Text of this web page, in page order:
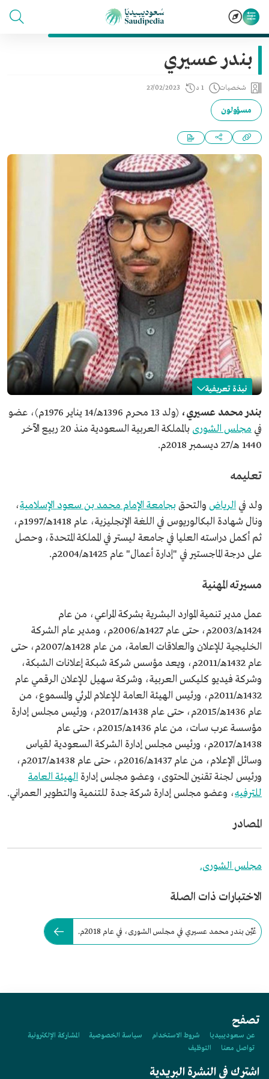
بندر عسيري
شخصيات 1 د 27/02/2023
مسؤولون
نبذة تعريفية
بندر عسيري
الاسم
بندر محمد عسيري.
تاريخ الميلاد
1976م.
المنصب الحالي
تاريخ التعيين
2018م.
بندر محمد عسيري،
(ولد 13 محرم 1396هـ/14 يناير 1976م)، عضو
في مجلس الشورى
بالمملكة العربية السعودية منذ 20 ربيع الآخر
1440 هـ/27 ديسمبر 2018م.
تعليمه
ولد في الرياض والتحق بجامعة الإمام محمد بن سعود الإسلامية،
ونال شهادة البكالوريوس في اللغة الإنجليزية، عام 1418هـ/1997م،
ثم أكمل دراسته العليا في جامعة ليستر في المملكة المتحدة، وحصل
على درجة الماجستير في "إدارة أعمال" عام 1425هـ/2004م.
مسيرته المهنية
عمل مدير تنمية الموارد البشرية بشركة المراعي، من عام
1424هـ/2003م، حتى عام 1427هـ/2006م، ومدير عام الشركة
الخليجية للإعلان والعلاقات العامة، من عام 1428هـ/2007م، حتى
عام 1432هـ/2011م، ويعد مؤسس شركة شبكة إعلانات الشبكة،
وشركة فيديو كليكس العربية، وشركة سهيل للإعلان الرقمي عام
1432هـ/2011م، ورئيس الهيئة العامة للإعلام المرئي والمسموع، من
عام 1436هـ/2015م، حتى عام 1438هـ/2017م، ورئيس مجلس إدارة
مؤسسة عرب سات، من عام 1436هـ/2015م، حتى عام
1438هـ/2017م، ورئيس مجلس إدارة الشركة السعودية لقياس
وسائل الإعلام، من عام 1437هـ/2016م، حتى عام 1438هـ/2017م،
ورئيس لجنة تقنين المحتوى، وعضو مجلس إدارة الهيئة العامة
للترفيه، وعضو مجلس إدارة شركة جدة للتنمية والتطوير العمراني.
المصادر
مجلس الشورى.
الاختبارات ذات الصلة
عُيِّن بندر محمد عسيري في مجلس الشورى، في عام 2018م.
تصفح
عن سعوديبيديا شروط الاستخدام سياسة الخصوصية
المشاركة الإلكترونية
تواصل معنا
التوظيف
اشترك في النشرة البريدية